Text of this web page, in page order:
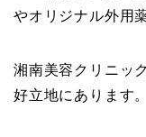
やオリジナル外用
湘南美容クリニッ
好立地にあります。